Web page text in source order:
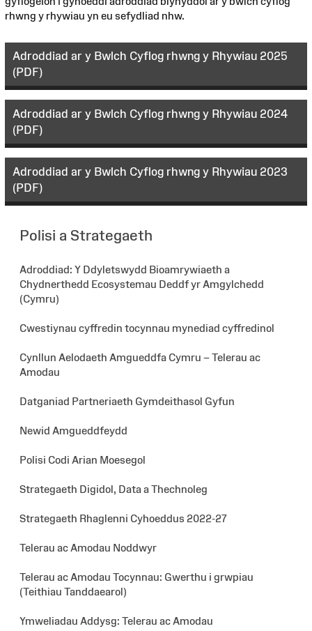
Polisi a Strategaeth
Adroddiad: Y Ddyletswydd Bioamrywiaeth a
Chydnerthedd Ecosystemau Deddf yr Amgylchedd
(Cymru)
Cwestiynau cyffredin tocynnau mynediad cyffredinol
Cynllun Aelodaeth Amgueddfa Cymru – Telerau ac
Amodau
Datganiad Partneriaeth Gymdeithasol Gyfun
Newid Amgueddfeydd
Polisi Codi Arian Moesegol
Strategaeth Digidol, Data a Thechnoleg
Strategaeth Rhaglenni Cyhoeddus 2022-27
Telerau ac Amodau Noddwyr
Telerau ac Amodau Tocynnau: Gwerthu i grwpiau
(Teithiau Tanddaearol)
Ymweliadau Addysg: Telerau ac Amodau
rhwng y rhywiau yn eu sefydliad nhw.
Adroddiad ar y Bwlch Cyflog rhwng y Rhywiau 2025
(PDF)
Adroddiad ar y Bwlch Cyflog rhwng y Rhywiau 2024
(PDF)
Adroddiad ar y Bwlch Cyflog rhwng y Rhywiau 2023
(PDF)